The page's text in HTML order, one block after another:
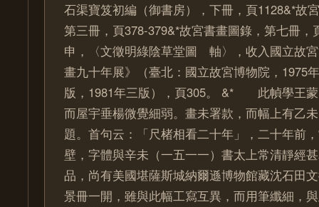
石渠寶笈初編（御書房），下冊，頁1128&*故
第三冊，頁378-379&*故宮書畫圖錄，第七冊，
申，〈文徵明綠陰草堂圖 軸〉，收入國立故
畫九十年展》（臺北：國立故宮博物院，1975
版，1981年三版），頁305。 &* 此幀學王蒙
而屋宇垂楊微覺細弱。畫未署款，而幅上有乙
題。首句云：「尺楮相看二十年」，二十年前
壁，字體與辛未（一五一一）書太上常清靜經
品，尚有美國堪薩斯城納爾遜博物館藏沈石田
景冊一開，雖與此幅工寫互異，而用筆纖細，